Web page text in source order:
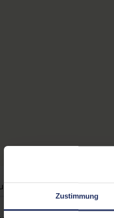
Zustimmung
Sicherheit &